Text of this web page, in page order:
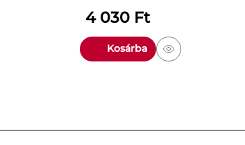
4 030 Ft
Kosárba